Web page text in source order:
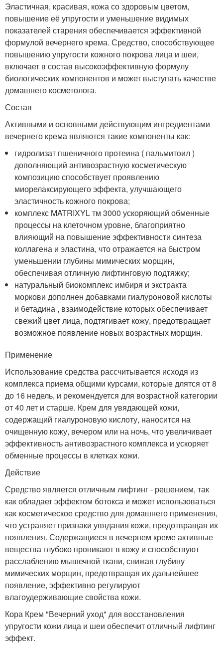
Эластичная, красивая, кожа со здоровым цветом,
повышение её упругости и уменьшение видимых
показателей старения обеспечивается эффективной
формулой вечернего крема. Средство, способствующее
повышению упругости кожного покрова лица и шеи,
включает в состав высокоэффективную формулу
биологических компонентов и может выступать качестве
домашнего косметолога.
Состав
Активными и основными действующим ингредиентами
вечернего крема являются такие компоненты как:
гидролизат пшеничного протеина ( пальмитоил )
дополняющий антивозрастную косметическую
композицию способствует проявлению
миорелаксирующего эффекта, улучшающего
эластичность кожного покрова;
комплекс MATRIXYL тм 3000 ускоряющий обменные
процессы на клеточном уровне, благоприятно
влияющий на повышение эффективности синтеза
коллагена и эластина, что отражается на быстром
уменьшении глубины мимических морщин,
обеспечивая отличную лифтинговую подтяжку;
натуральный биокомплекс имбиря и экстракта
моркови дополнен добавками гиалуроновой кислоты
и бетадина , взаимодействие которых обеспечивает
свежий цвет лица, подтягивает кожу, предотвращает
возможное появление новых возрастных морщин.
Применение
Использование средства рассчитывается исходя из
комплекса приема общими курсами, которые длятся от 8
до 16 недель, и рекомендуется для возрастной категории
от 40 лет и старше. Крем для увядающей кожи,
содержащий гиалуроновую кислоту, наносится на
очищенную кожу, вечером или на ночь, что увеличивает
эффективность антивозрастного комплекса и ускоряет
обменные процессы в клетках кожи.
Действие
Средство является отличным лифтинг - решением, так
как обладает эффектом ботокса и может использоваться
как косметическое средство для домашнего применения,
что устраняет признаки увядания кожи, предотвращая их
появления. Содержащиеся в вечернем креме активные
вещества глубоко проникают в кожу и способствуют
расслаблению мышечной ткани, снижая глубину
мимических морщин, предотвращая их дальнейшее
появление, эффективно регулируют
влагоудерживающие свойства кожи.
Кора Крем "Вечерний уход" для восстановления
упругости кожи лица и шеи обеспечит отличный лифтинг
эффект.